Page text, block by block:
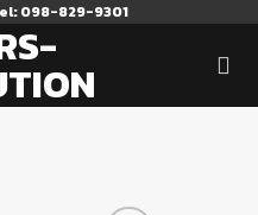
098-829-9301